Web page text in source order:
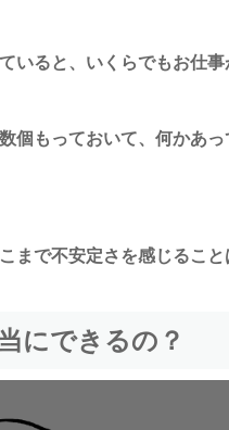
いると、いくらでもお仕事
個もっておいて、何かあ
まで不安定さを感じること
にできるの？